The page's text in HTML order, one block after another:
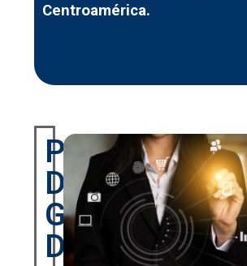
Centroamérica.
Proyectos
De
Gobierno
Digital: